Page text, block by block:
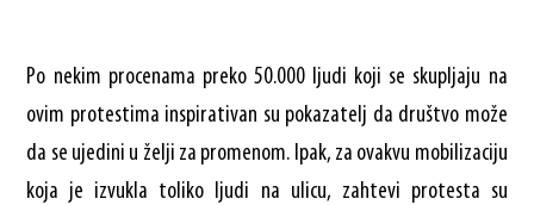
Po nekim procenama preko 50.000 ljudi koji se skupljaju na
ovim protestima inspirativan su pokazatelj da društvo može
da se ujedini u želji za promenom. Ipak, za ovakvu mobilizaciju
koja je izvukla toliko ljudi na ulicu, zahtevi protesta su